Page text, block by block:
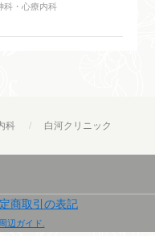
科・心療内科
科 白河クリニック
商取引の表記
辺ガイド.